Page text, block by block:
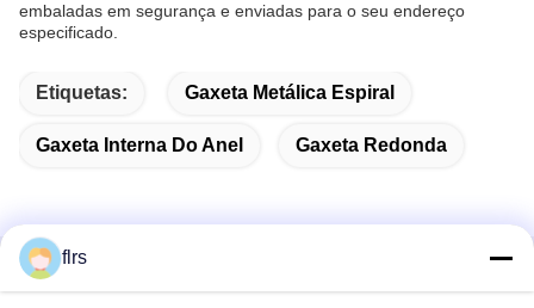
embaladas em segurança e enviadas para o seu endereço
especificado.
Etiquetas: Gaxeta Metálica Espiral
Gaxeta Interna Do Anel Gaxeta Redonda
Contato rápido
flrs